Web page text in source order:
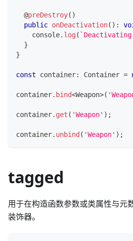
@preDestroy( )
public onDeactivation( ) :
console. log( ` Deactivating
}
}
const container: Container =
container. bind<Weapon>(
container. get ( 'Weapon' ) ;
container. unbind ( 'Weapon' ) ;
tagged
用于在构造函数参数或类属性与元
装饰器。